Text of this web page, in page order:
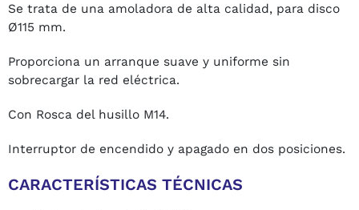
Se trata de una amoladora de alta calidad, para disco
Ø115 mm.
Proporciona un arranque suave y uniforme sin
sobrecargar la red eléctrica.
Con Rosca del husillo M14.
Interruptor de encendido y apagado en dos posiciones.
CARACTERÍSTICAS TÉCNICAS